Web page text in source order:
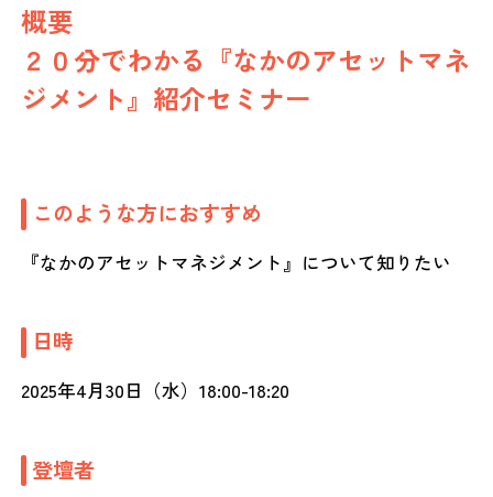
概要
２０分でわかる『なかのアセットマネ
ジメント』紹介セミナー
このような方におすすめ
『なかのアセットマネジメント』について知りたい
日時
2025年4月30日（水）18:00-18:20
登壇者